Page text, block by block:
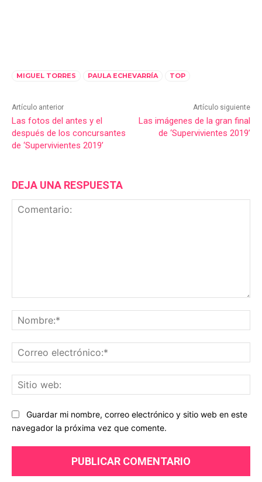
MIGUEL TORRES PAULA ECHEVARRÍA TOP
Artículo anterior
Las fotos del antes y el
después de los concursantes
de ‘Supervivientes 2019’
Artículo siguiente
Las imágenes de la gran final
de ‘Supervivientes 2019’
DEJA UNA RESPUESTA
Guardar mi nombre, correo electrónico y sitio web en este
navegador la próxima vez que comente.